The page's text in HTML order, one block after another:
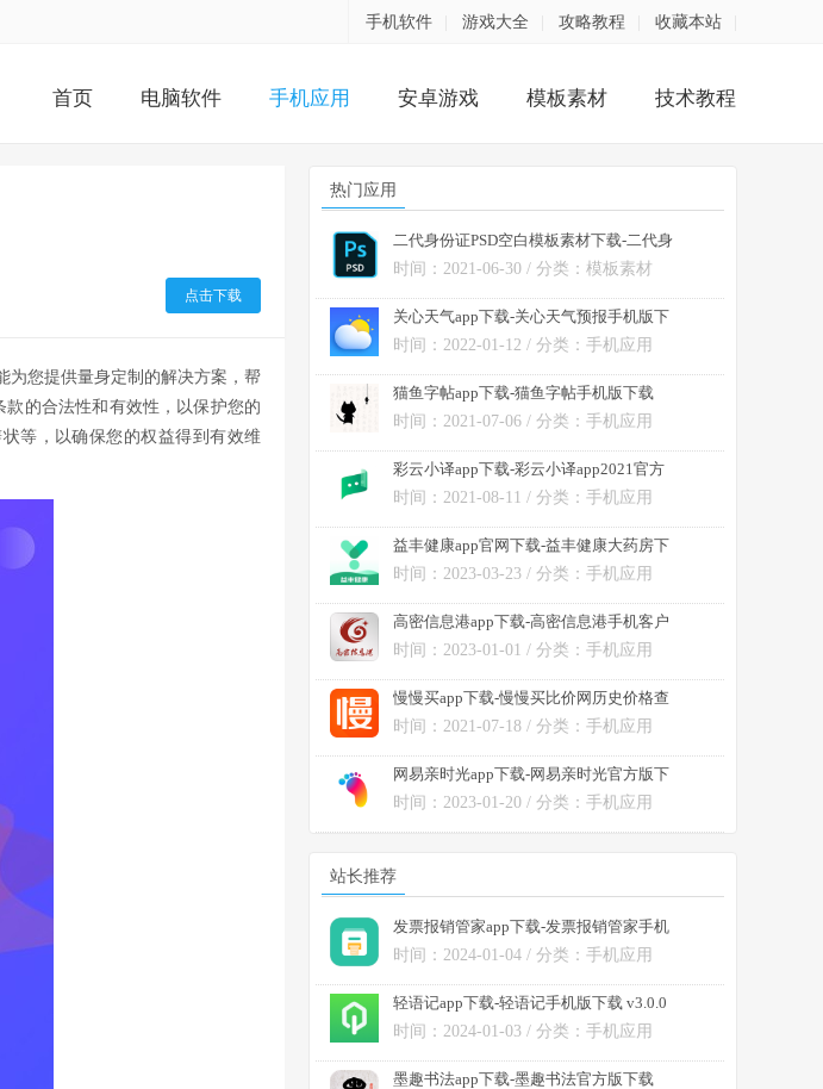
手机软件 游戏大全 攻略教程 收藏本站
首页 电脑软件 手机应用 安卓游戏 模板素材 技术教程
点击下载
为您提供量身定制的解决方案，帮
的合法性和有效性，以保护您的
等，以确保您的权益得到有效维
热门应用
二代身份证PSD空白模板素材下载-二代身
份证PSD空白模板资源高清版
时间：2021-06-30 / 分类：模板素材
关心天气app下载-关心天气预报手机版下
载 v1.0.0安卓版
时间：2022-01-12 / 分类：手机应用
猫鱼字帖app下载-猫鱼字帖手机版下载
v2.0.0安卓版
时间：2021-07-06 / 分类：手机应用
彩云小译app下载-彩云小译app2021官方
最新版下载 v2.8.2安卓版
时间：2021-08-11 / 分类：手机应用
益丰健康app官网下载-益丰健康大药房下
载 v1.21.0安卓版
时间：2023-03-23 / 分类：手机应用
高密信息港app下载-高密信息港手机客户
端下载 v3.9安卓版
时间：2023-01-01 / 分类：手机应用
慢慢买app下载-慢慢买比价网历史价格查
询手机版下载 v3.6.70
时间：2021-07-18 / 分类：手机应用
网易亲时光app下载-网易亲时光官方版下
载 v4.27.12安卓版
时间：2023-01-20 / 分类：手机应用
站长推荐
发票报销管家app下载-发票报销管家手机
版下载 v1.1.0安卓版
时间：2024-01-04 / 分类：手机应用
轻语记app下载-轻语记手机版下载 v3.0.0
安卓版
时间：2024-01-03 / 分类：手机应用
墨趣书法app下载-墨趣书法官方版下载